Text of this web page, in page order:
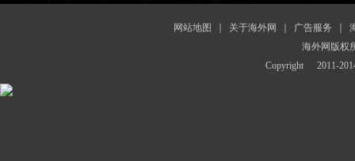
网站地图 关于海外网 广告服务
海外网版权
Copyright
2011-